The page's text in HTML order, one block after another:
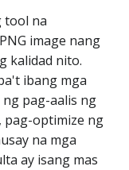
tool na
image nang
kalidad nito.
ibang mga
pag-aalis ng
pag-optimize ng
na mga
ay isang mas